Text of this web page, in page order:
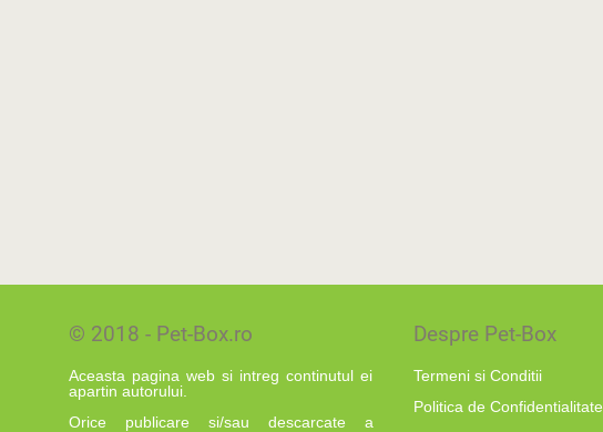
© 2018 - Pet-Box.ro
Aceasta pagina web si intreg continutul ei
apartin autorului.
Orice publicare si/sau descarcate a
Despre Pet-Box
Termeni si Conditii
Politica de Confidentialitate